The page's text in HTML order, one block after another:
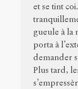
et se tint
gueule à la
porta à
demander
Plus tard,